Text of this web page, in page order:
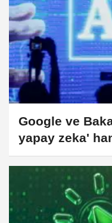
Google ve
yapay zeka'
96 milyar